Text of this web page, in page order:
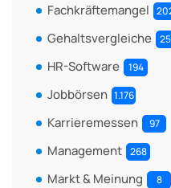
Fachkräftemangel
Gehaltsvergleiche
HR-Software 194
Jobbörsen 1.176
Karrieremessen 97
Management 268
Markt & Meinung 8